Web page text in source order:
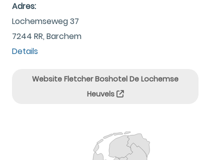
Adres:
Lochemseweg 37
7244 RR, Barchem
Details
Website Fletcher Boshotel De Lochemse
Heuvels